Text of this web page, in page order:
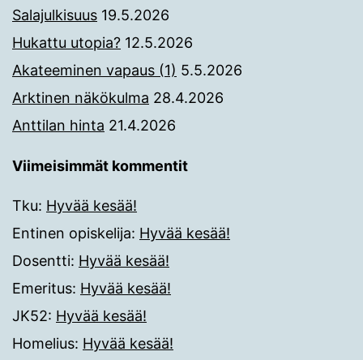
Salajulkisuus 19.5.2026
Hukattu utopia? 12.5.2026
Akateeminen vapaus (1) 5.5.2026
Arktinen näkökulma 28.4.2026
Anttilan hinta 21.4.2026
Viimeisimmät kommentit
Tku: Hyvää kesää!
Entinen opiskelija: Hyvää kesää!
Dosentti: Hyvää kesää!
Emeritus: Hyvää kesää!
JK52: Hyvää kesää!
Homelius: Hyvää kesää!